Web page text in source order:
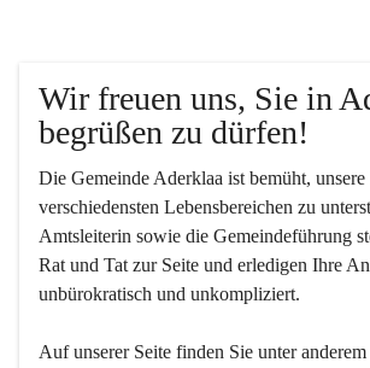
Wir freuen uns, Sie in
begrüßen zu dürfen!
Die Gemeinde Aderklaa ist bemüht,
verschiedensten Lebensbereichen zu
Amtsleiterin sowie die Gemeindeführung
Rat und Tat zur Seite und erledigen Ihre
unbürokratisch und unkompliziert.
Auf unserer Seite finden Sie un­ter